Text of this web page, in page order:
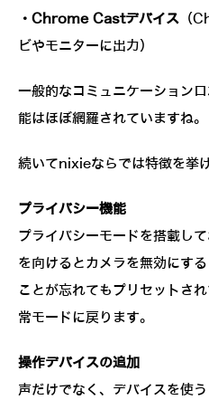
・Chrome Castデバイス （
ビやモニターに出力）
一般的なコミュニケーション
能はほぼ網羅されていますね。
続いてnixieならでは特徴を挙
プライバシー機能
プライバシーモードを搭載し
を向けるとカメラを無効にす
ことが忘れてもプリセットさ
常モードに戻ります。
操作デバイスの追加
声だけでなく、デバイスを使